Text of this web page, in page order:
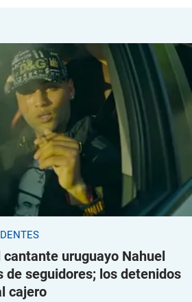
uruguayo Nahuel
de seguidores; los detenidos
cajero